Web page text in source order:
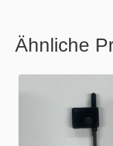
Ähnliche